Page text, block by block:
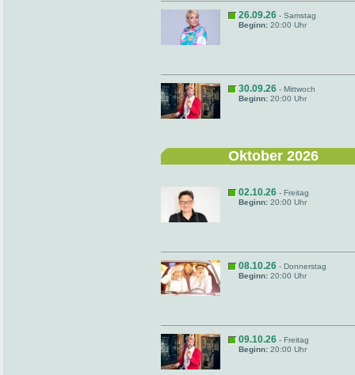
26.09.26 - Samstag
Beginn: 20:00 Uhr
30.09.26 - Mittwoch
Beginn: 20:00 Uhr
Oktober 2026
02.10.26 - Freitag
Beginn: 20:00 Uhr
08.10.26 - Donnerstag
Beginn: 20:00 Uhr
09.10.26 - Freitag
Beginn: 20:00 Uhr